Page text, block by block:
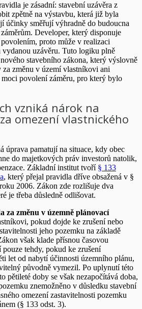
je zásadní: stavební uzávěra z
zpětně na výstavbu, která již byla
účinky směřují výhradně do budoucna
Developer, který disponuje
proto může v realizaci
vydanou uzávěru. Tuto logiku plně
stavebního zákona, který výslovně
za změnu v území vlastníkovi ani
povolení záměru, pro který bylo
vzniká nárok na
omezení vlastnického
úprava pamatují na situace, kdy obec
do majetkových práv investorů natolik,
Základní institut tvoří § 133
, který přejal pravidla dříve obsažená v §
2006. Zákon zde rozlišuje dva
je třeba důsledně odlišovat.
za změnu v územně plánovací
pokud dojde ke zrušení nebo
jeho pozemku na základě
však klade přísnou časovou
tehdy, pokud ke zrušení
let od nabytí účinnosti územního plánu,
původně vymezil. Po uplynutí této
pětileté doby se však nezapočítává doba,
znemožněno v důsledku stavební
omezení zastavitelnosti pozemku
(§ 133 odst. 3).